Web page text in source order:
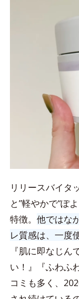
リリースバイタ
と”軽やかで“ぽ
特徴。 他ではな
レ質感は、一度
『肌に即なじ
い！』『ふわふ
コミも多く、